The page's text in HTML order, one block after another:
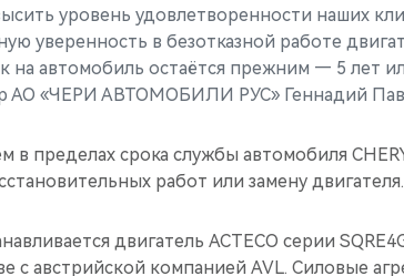
уровень удовлетворенности наших
уверенность в безотказной работе
на автомобиль остаётся прежним — 5 лет
АО «ЧЕРИ АВТОМОБИЛИ РУС» Геннадий
в пределах срока службы автомобиля
работ или замену двигателя.
двигатель ACTECO серии
с австрийской компанией AVL. Силовые